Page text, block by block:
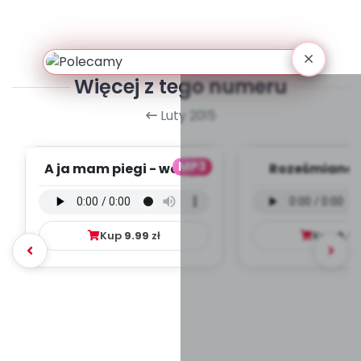
Więcej z tego numeru
Luty 2015
MP3
A ja mam piegi - wersja
Kup 9.99 zł
Roześmiane
mp3)
Kup 9.99